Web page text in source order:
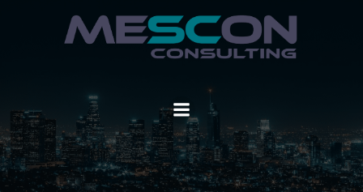
Inhalt
springen